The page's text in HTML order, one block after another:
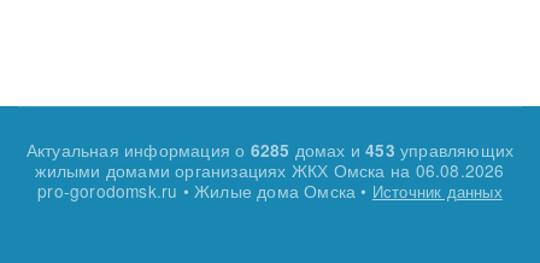
Актуальная информация о 6285 домах и453управляющих
жилыми домами организациях ЖКХ Омска на 06.08.2026
pro-gorodomsk.ru • Жилые дома Омска • Источник данных